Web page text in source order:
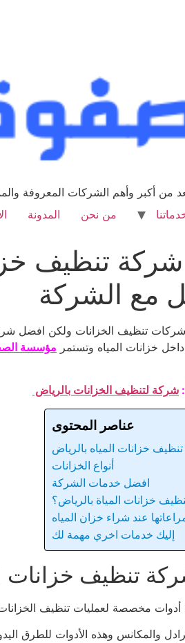
من أكبر وأهم الشركات المعروفة
من نحن المدونة
مع الشركة
شركات تنظيف الخزانات ولكن افضل
خزانات المياه وتستمر مؤسسة
شركة لتنظيف الخزانات بالرياض
عناصر المحتوى
خزانات المياه بالرياض
أنواع الخزانات
افضل خدمات الشركة
خزانات المياة بالرياض؟
عند شراء خزان المياه
إليك خدمات اخري مهمة لك
تنظيف خزانات
مخصصة لعمليات تنظيف الخزانات
والمكانس وهذه الأدوات للطرق